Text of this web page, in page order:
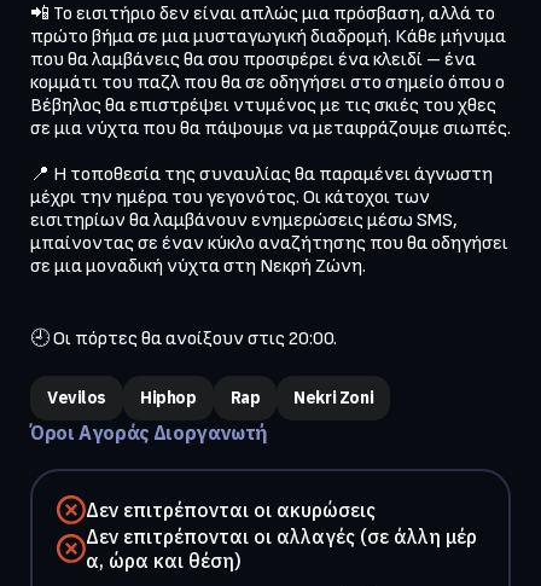
📲 Το εισιτήριο δεν είναι απλώς μια πρόσβαση, αλλά το
πρώτο βήμα σε μια μυσταγωγική διαδρομή. Κάθε μήνυμα
που θα λαμβάνεις θα σου προσφέρει ένα κλειδί – ένα
κομμάτι του παζλ που θα σε οδηγήσει στο σημείο όπου ο
Βέβηλος θα επιστρέψει ντυμένος με τις σκιές του χθες
σε μια νύχτα που θα πάψουμε να μεταφράζουμε σιωπές.
📍 Η τοποθεσία της συναυλίας θα παραμένει άγνωστη
μέχρι την ημέρα του γεγονότος. Οι κάτοχοι των
εισιτηρίων θα λαμβάνουν ενημερώσεις μέσω SMS,
μπαίνοντας σε έναν κύκλο αναζήτησης που θα οδηγήσει
σε μια μοναδική νύχτα στη Νεκρή Ζώνη.
🕘 Οι πόρτες θα ανοίξουν στις 20:00.
Vevilos Hiphop Rap Nekri Zoni
Όροι Αγοράς Διοργανωτή
Δεν επιτρέπονται οι ακυρώσεις
Δεν επιτρέπονται οι αλλαγές (σε άλλη μέρ
α, ώρα και θέση)